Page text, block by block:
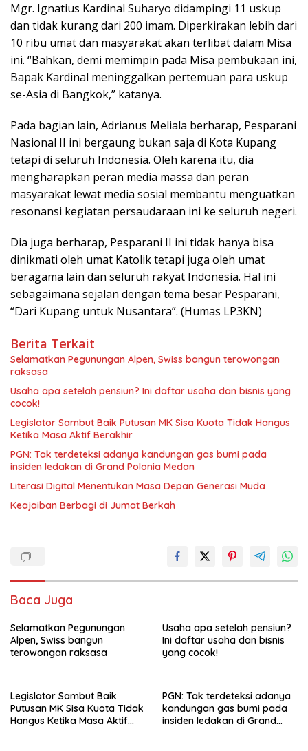
Mgr. Ignatius Kardinal Suharyo didampingi 11 uskup
dan tidak kurang dari 200 imam. Diperkirakan lebih dari
10 ribu umat dan masyarakat akan terlibat dalam Misa
ini. “Bahkan, demi memimpin pada Misa pembukaan ini,
Bapak Kardinal meninggalkan pertemuan para uskup
se-Asia di Bangkok,” katanya.
Pada bagian lain, Adrianus Meliala berharap, Pesparani
Nasional II ini bergaung bukan saja di Kota Kupang
tetapi di seluruh Indonesia. Oleh karena itu, dia
mengharapkan peran media massa dan peran
masyarakat lewat media sosial membantu menguatkan
resonansi kegiatan persaudaraan ini ke seluruh negeri.
Dia juga berharap, Pesparani II ini tidak hanya bisa
dinikmati oleh umat Katolik tetapi juga oleh umat
beragama lain dan seluruh rakyat Indonesia. Hal ini
sebagaimana sejalan dengan tema besar Pesparani,
“Dari Kupang untuk Nusantara”. (Humas LP3KN)
Berita Terkait
Selamatkan Pegunungan Alpen, Swiss bangun terowongan
raksasa
Usaha apa setelah pensiun? Ini daftar usaha dan bisnis yang
cocok!
Legislator Sambut Baik Putusan MK Sisa Kuota Tidak Hangus
Ketika Masa Aktif Berakhir
PGN: Tak terdeteksi adanya kandungan gas bumi pada
insiden ledakan di Grand Polonia Medan
Literasi Digital Menentukan Masa Depan Generasi Muda
Keajaiban Berbagi di Jumat Berkah
Baca Juga
Selamatkan Pegunungan
Alpen, Swiss bangun
terowongan raksasa
Usaha apa setelah pensiun?
Ini daftar usaha dan bisnis
yang cocok!
Legislator Sambut Baik
Putusan MK Sisa Kuota Tidak
Hangus Ketika Masa Aktif
PGN: Tak terdeteksi adanya
kandungan gas bumi pada
insiden ledakan di Grand